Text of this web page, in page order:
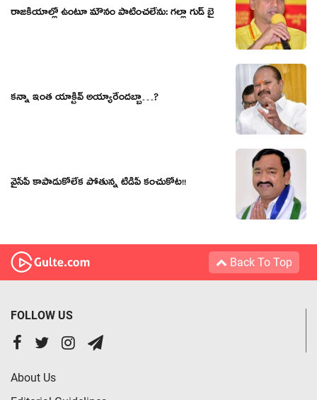
రాజ‌కీయాల్లో ఉంటూ మౌనం పాటించ‌లేను: గ‌ల్లా గుడ్ బై
కన్నా ఇంత యాక్టివ్ అయ్యారేందబ్బా…?
వైసీపీ కాపాడుకోలేక పోతున్న టీడీపీ కంచుకోట‌!!
Back To Top
FOLLOW US
About Us